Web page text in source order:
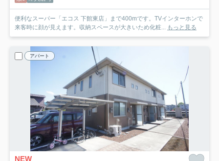
便利なスーパー「エコス 下館東店」まで400mです。TVインターホンで
来客時に顔が見えます。収納スペースが大きいため化粧...
もっと見る
アパート
NEW